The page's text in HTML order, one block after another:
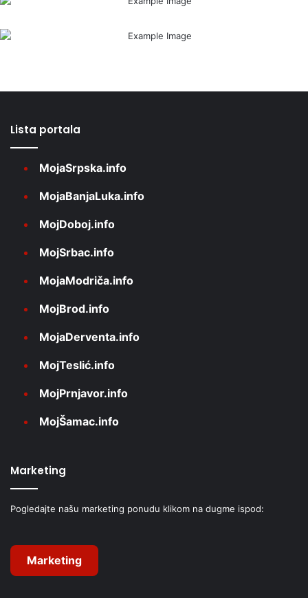
Lista portala
MojaSrpska.info
MojaBanjaLuka.info
MojDoboj.info
MojSrbac.info
MojaModriča.info
MojBrod.info
MojaDerventa.info
MojTeslić.info
MojPrnjavor.info
MojŠamac.info
Marketing
Pogledajte našu marketing ponudu klikom na dugme ispod:
Marketing